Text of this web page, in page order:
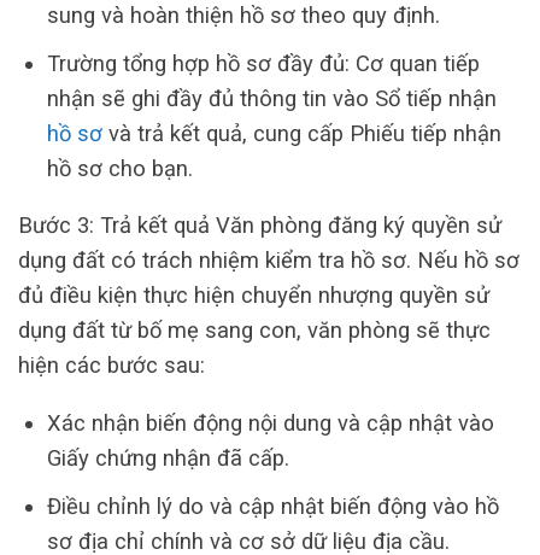
sung và hoàn thiện hồ sơ theo quy định.
Trường tổng hợp hồ sơ đầy đủ: Cơ quan tiếp
nhận sẽ ghi đầy đủ thông tin vào Sổ tiếp nhận
hồ sơvà trả kết quả, cung cấp Phiếu tiếp nhận
hồ sơ cho bạn.
Bước 3: Trả kết quả Văn phòng đăng ký quyền sử
dụng đất có trách nhiệm kiểm tra hồ sơ. Nếu hồ sơ
đủ điều kiện thực hiện chuyển nhượng quyền sử
dụng đất từ ​​bố mẹ sang con, văn phòng sẽ thực
hiện các bước sau:
Xác nhận biến động nội dung và cập nhật vào
Giấy chứng nhận đã cấp.
Điều chỉnh lý do và cập nhật biến động vào hồ
sơ địa chỉ chính và cơ sở dữ liệu địa cầu.